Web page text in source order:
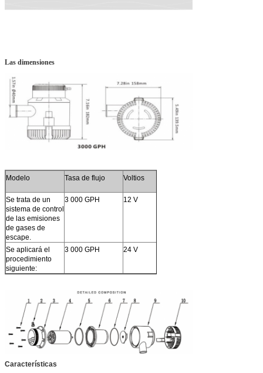
Las dimensiones
Modelo Tasa de flujo Voltios
Se trata de un
sistema de control
de las emisiones
de gases de
escape.
3 000 GPH 12 V
Se aplicará el
procedimiento
siguiente:
3 000 GPH 24 V
Características